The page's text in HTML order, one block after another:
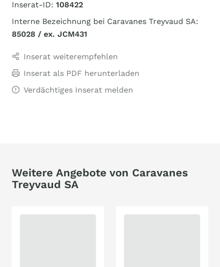
Inserat-ID: 108422
Interne Bezeichnung bei Caravanes Treyvaud SA:
85028 / ex. JCM431
Inserat weiterempfehlen
Inserat als PDF herunterladen
Verdächtiges Inserat melden
Weitere Angebote von Caravanes
Treyvaud SA